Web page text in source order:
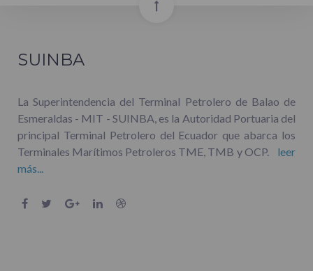
SUINBA
La Superintendencia del Terminal Petrolero de Balao de
Esmeraldas - MIT - SUINBA, es la Autoridad Portuaria del
principal Terminal Petrolero del Ecuador que abarca los
Terminales Marítimos Petroleros TME, TMB y OCP. leer
más...